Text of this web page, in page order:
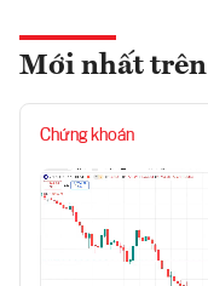
Mới nhất trên
Chứng khoán